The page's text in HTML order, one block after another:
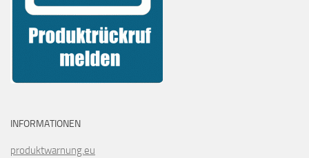
INFORMATIONEN
produktwarnung.eu